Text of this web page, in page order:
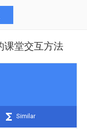
课堂交互方法
Similar